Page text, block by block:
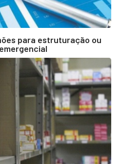
para estruturação ou